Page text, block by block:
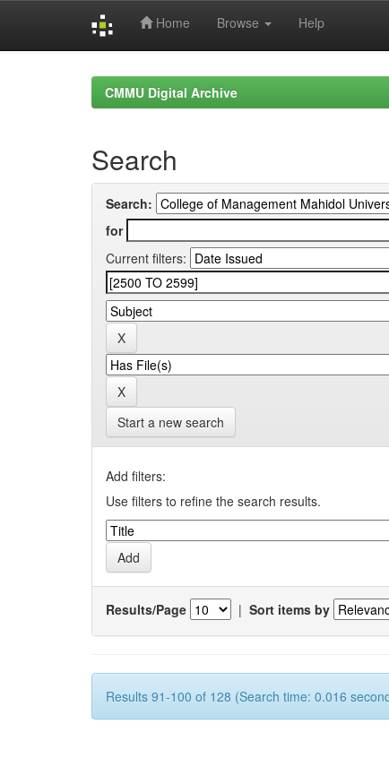
Home Browse Help
CMMU Digital Archive
Search
Search:
for
Current filters:
Start a new search
Add filters:
Use filters to refine the search results.
Results/Page | Sort items by
Results 91-100 of 128 (Search time: 0.016